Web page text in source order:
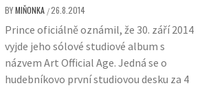
BYMIŇONKA /26.8.2014
Prince oficiálně oznámil, že 30. září 2014
vyjde jeho sólové studiové album s
názvem Art Official Age. Jedná se o
hudebníkovo první studiovou desku za 4